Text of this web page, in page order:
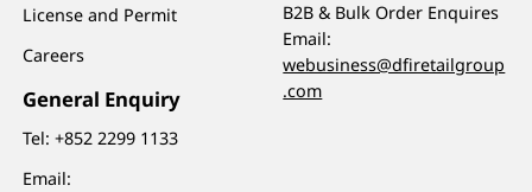
License and Permit
Careers
General Enquiry
Tel:+852 2299 1133
Email:
B2B & Bulk Order Enquires
Email:
webusiness@dfiretailgroup
.com